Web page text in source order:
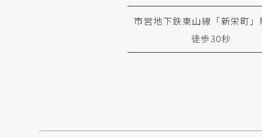
市営地下鉄東山線「新栄町」
徒歩30秒